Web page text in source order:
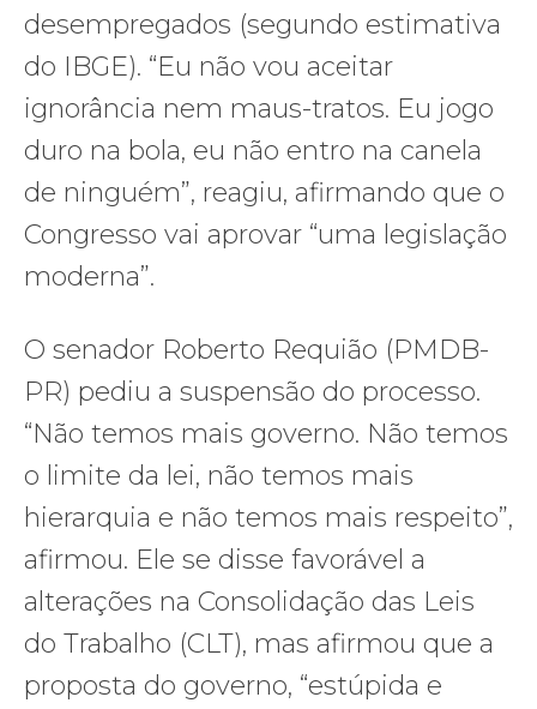
desempregados (segundo estimativa
do IBGE). “Eu não vou aceitar
ignorância nem maus-tratos. Eu jogo
duro na bola, eu não entro na canela
de ninguém”, reagiu, afirmando que o
Congresso vai aprovar “uma legislação
moderna”.
O senador Roberto Requião (PMDB-
PR) pediu a suspensão do processo.
“Não temos mais governo. Não temos
o limite da lei, não temos mais
hierarquia e não temos mais respeito”,
afirmou. Ele se disse favorável a
alterações na Consolidação das Leis
do Trabalho (CLT), mas afirmou que a
proposta do governo, “estúpida e